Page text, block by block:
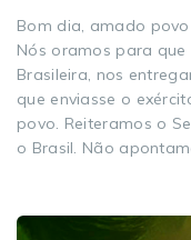
Bom dia, amado
Nós oramos para
Brasileira, nos
que enviasse o
povo. Reiteramos o
o Brasil. Não